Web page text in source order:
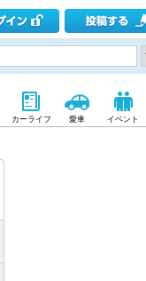
カーライフ 愛車 イベント